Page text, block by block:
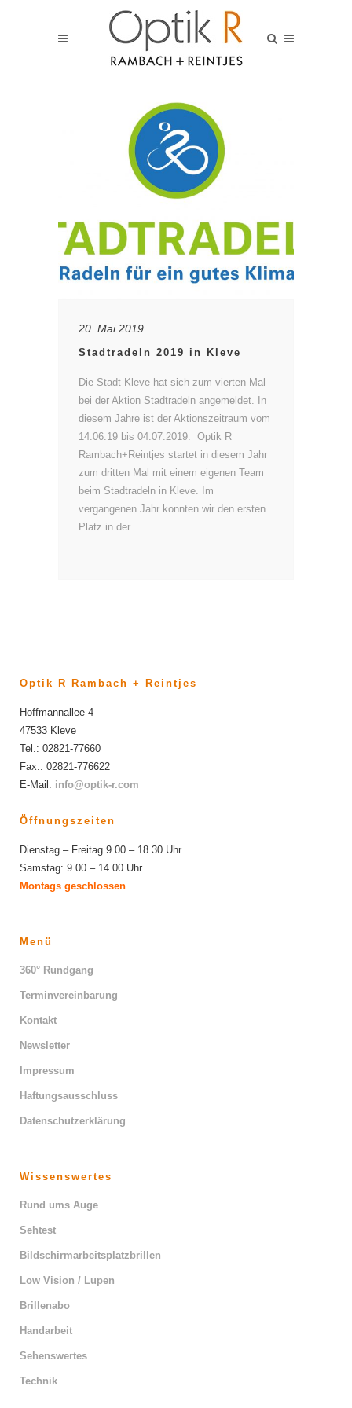
20. Mai 2019
Stadtradeln 2019 in Kleve
Die Stadt Kleve hat sich zum vierten Mal
bei der Aktion Stadtradeln angemeldet. In
diesem Jahre ist der Aktionszeitraum vom
14.06.19 bis 04.07.2019. Optik R
Rambach+Reintjes startet in diesem Jahr
zum dritten Mal mit einem eigenen Team
beim Stadtradeln in Kleve. Im
vergangenen Jahr konnten wir den ersten
Platz in der
Optik R Rambach + Reintjes
Hoffmannallee 4
47533 Kleve
Tel.: 02821-77660
Fax.: 02821-776622
E-Mail: info@optik-r.com
Öffnungszeiten
Dienstag – Freitag 9.00 – 18.30 Uhr
Samstag: 9.00 – 14.00 Uhr
Montags geschlossen
Menü
360° Rundgang
Terminvereinbarung
Kontakt
Newsletter
Impressum
Haftungsausschluss
Datenschutzerklärung
Wissenswertes
Rund ums Auge
Sehtest
Bildschirmarbeitsplatzbrillen
Low Vision / Lupen
Brillenabo
Handarbeit
Sehenswertes
Technik